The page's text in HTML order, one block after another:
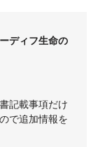
ディフ生命の
記載事項だけ
で追加情報を